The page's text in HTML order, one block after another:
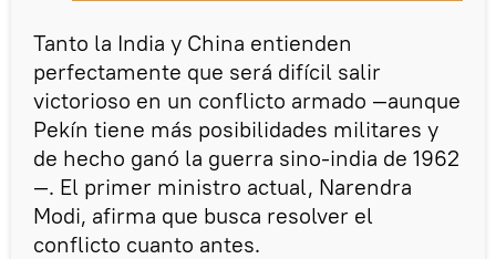
Tanto la India y China entienden
perfectamente que será difícil salir
victorioso en un conflicto armado —aunque
Pekín tiene más posibilidades militares y
de hecho ganó la guerra sino-india de 1962
—. El primer ministro actual, Narendra
Modi, afirma que busca resolver el
conflicto cuanto antes.